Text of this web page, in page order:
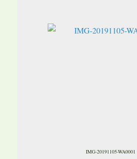
IMG-20191105-WA0001